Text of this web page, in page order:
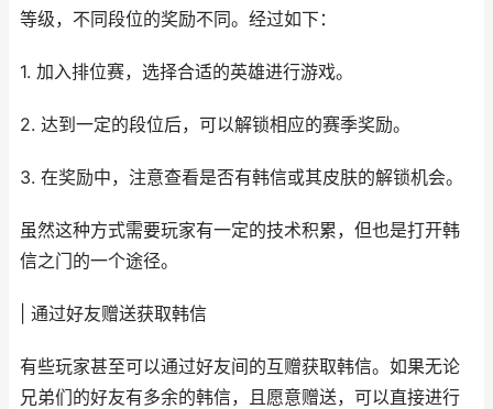
等级，不同段位的奖励不同。经过如下：
1. 加入排位赛，选择合适的英雄进行游戏。
2. 达到一定的段位后，可以解锁相应的赛季奖励。
3. 在奖励中，注意查看是否有韩信或其皮肤的解锁机会。
虽然这种方式需要玩家有一定的技术积累，但也是打开韩
信之门的一个途径。
| 通过好友赠送获取韩信
有些玩家甚至可以通过好友间的互赠获取韩信。如果无论
兄弟们的好友有多余的韩信，且愿意赠送，可以直接进行